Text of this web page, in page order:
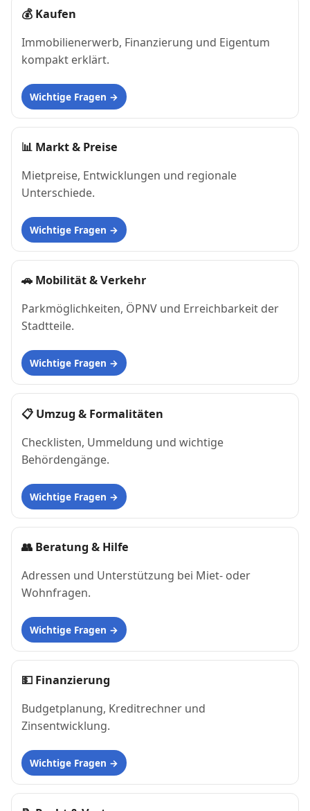
💰 Kaufen
Immobilienerwerb, Finanzierung und Eigentum
kompakt erklärt.
Wichtige Fragen
📊 Markt & Preise
Mietpreise, Entwicklungen und regionale
Unterschiede.
Wichtige Fragen
🚗 Mobilität & Verkehr
Parkmöglichkeiten, ÖPNV und Erreichbarkeit der
Stadtteile.
Wichtige Fragen
📋 Umzug & Formalitäten
Checklisten, Ummeldung und wichtige
Behördengänge.
Wichtige Fragen
👥 Beratung & Hilfe
Adressen und Unterstützung bei Miet- oder
Wohnfragen.
Wichtige Fragen
💵 Finanzierung
Budgetplanung, Kreditrechner und
Zinsentwicklung.
Wichtige Fragen